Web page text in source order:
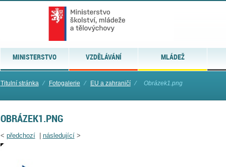
MINISTERSTVO VZDĚLÁVÁNÍ MLÁDEŽ
Titulní stránka ⁄ Fotogalerie ⁄ EU a zahraničí ⁄ Obrázek1.png
OBRÁZEK1.PNG
< předchozí| následující>